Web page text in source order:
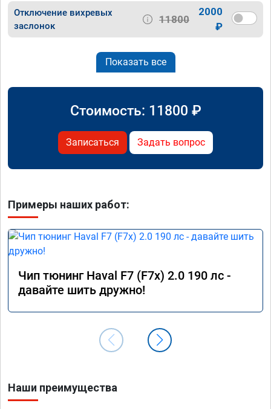
Отключение вихревых
заслонок
11800
2000
₽
Показать все
Стоимость: 11800 ₽
Записаться Задать вопрос
Примеры наших работ:
Чип тюнинг Haval F7 (F7x) 2.0 190 лс -
давайте шить дружно!
Наши преимущества